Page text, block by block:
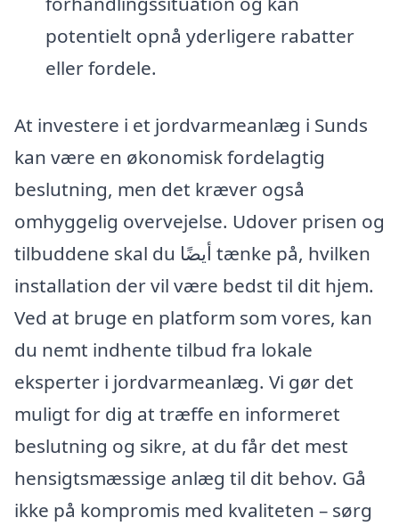
potentielt opnå yderligere rabatter
eller fordele.
At investere i et jordvarmeanlæg i Sunds
kan være en økonomisk fordelagtig
beslutning, men det kræver også
omhyggelig overvejelse. Udover prisen og
tilbuddene skal du أيضًا tænke på, hvilken
installation der vil være bedst til dit hjem.
Ved at bruge en platform som vores, kan
du nemt indhente tilbud fra lokale
eksperter i jordvarmeanlæg. Vi gør det
muligt for dig at træffe en informeret
beslutning og sikre, at du får det mest
hensigtsmæssige anlæg til dit behov. Gå
ikke på kompromis med kvaliteten – sørg